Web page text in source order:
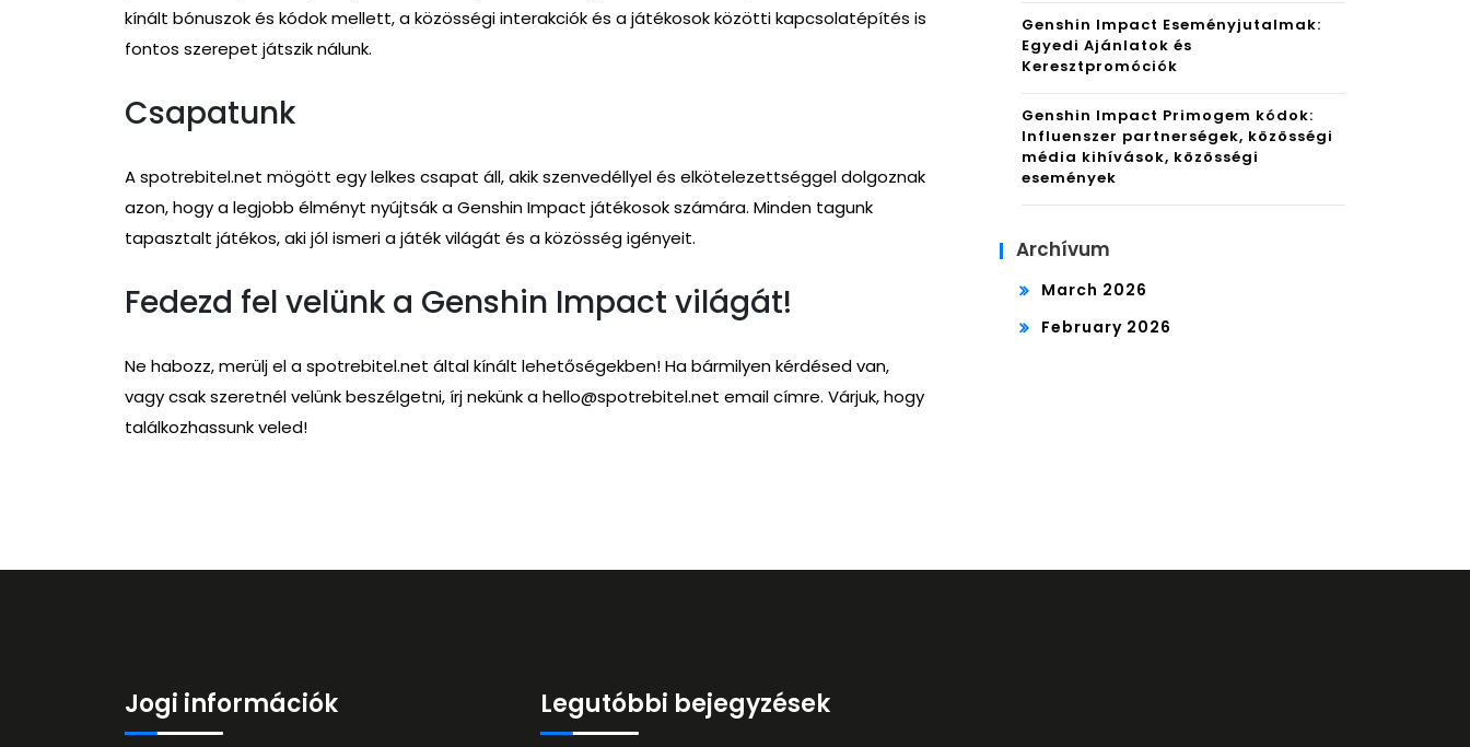
kínált bónuszok és kódok mellett, a közösségi interakciók és a játékosok közötti kapcsolatépítés is
fontos szerepet játszik nálunk.
Csapatunk
A spotrebitel.net mögött egy lelkes csapat áll, akik szenvedéllyel és elkötelezettséggel dolgoznak
azon, hogy a legjobb élményt nyújtsák a Genshin Impact játékosok számára. Minden tagunk
tapasztalt játékos, aki jól ismeri a játék világát és a közösség igényeit.
Fedezd fel velünk a Genshin Impact világát!
Ne habozz, merülj el a spotrebitel.net által kínált lehetőségekben! Ha bármilyen kérdésed van,
vagy csak szeretnél velünk beszélgetni, írj nekünk ahello@spotrebitel.net email címre. Várjuk, hogy
találkozhassunk veled!
Genshin Impact Eseményjutalmak:
Egyedi Ajánlatok és
Keresztpromóciók
Genshin Impact Primogem kódok:
Influenszer partnerségek, közösségi
média kihívások, közösségi
események
Archívum
March 2026
February 2026
Jogi információk Legutóbbi bejegyzések